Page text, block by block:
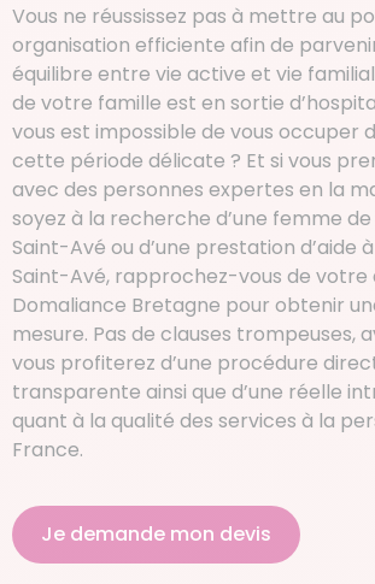
Vous ne réussissez pas à mettre au
organisation efficiente afin de
équilibre entre vie active et vie
de votre famille est en sortie
vous est impossible de vous occuper
cette période délicate ? Et si vous
avec des personnes expertes en la
soyez à la recherche d’une femme
Saint-Avé ou d’une prestation d’aide
Saint-Avé, rapprochez-vous de votre
Domaliance Bretagne pour obtenir
mesure. Pas de clauses trompeuses,
vous profiterez d’une procédure
transparente ainsi que d’une réelle
quant à la qualité des services à la
France.
Je demande mon devis